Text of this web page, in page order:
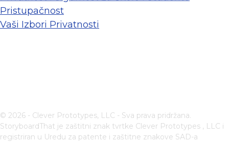
Pristupačnost
Vaši Izbori Privatnosti
© 2026 - Clever Prototypes, LLC - Sva prava pridržana.
StoryboardThat je zaštitni znak tvrtke Clever Prototypes , LLC i
registriran u Uredu za patente i zaštitne znakove SAD-a